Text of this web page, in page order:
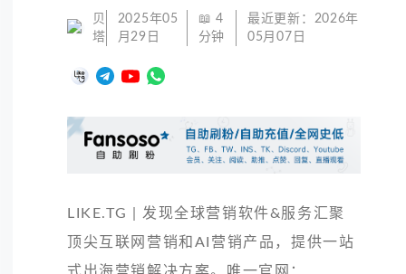
贝
塔
2025年05
月29日
📖 4
分钟
最近更新： 2026年
05月07日
LIKE.TG | 发现全球营销软件&服务汇聚
顶尖互联网营销和AI营销产品，提供一站
式出海营销解决方案。唯一官网：